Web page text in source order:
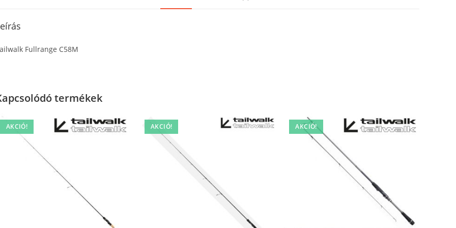
Fullrange C58M
termékek
AKCIÓ! AKCIÓ! AKCIÓ!